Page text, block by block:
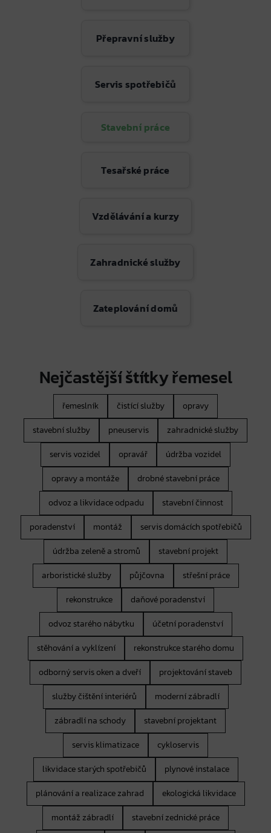
Přepravní služby
Servis spotřebičů
Stavební práce
Tesařské práce
Vzdělávání a kurzy
Zahradnické služby
Zateplování domů
Nejčastější štítky řemesel
řemeslník čistící služby
opravy
stavební služby
pneuservis
zahradnické služby
servis vozidel
opravář
údržba vozidel
opravy a montáže
drobné stavební práce
odvoz a likvidace odpadu
stavební činnost
poradenství
montáž
servis domácích spotřebičů
údržba zeleně a stromů
stavební projekt
arboristické služby
půjčovna
střešní práce
rekonstrukce
daňové poradenství
odvoz starého nábytku
účetní poradenství
stěhování a vyklízení
rekonstrukce starého domu
odborný servis oken a dveří
projektování staveb
služby čištění interiérů
moderní zábradlí
zábradlí na schody
stavební projektant
servis klimatizace
cykloservis
likvidace starých spotřebičů
plynové instalace
plánování a realizace zahrad
ekologická likvidace
montáž zábradlí
stavební zednické práce